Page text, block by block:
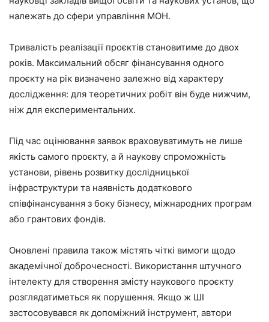
належать до сфери управління МОН.
Тривалість реалізації проєктів становитиме до двох
років. Максимальний обсяг фінансування одного
проєкту на рік визначено залежно від характеру
дослідження: для теоретичних робіт він буде нижчим,
ніж для експериментальних.
Під час оцінювання заявок враховуватимуть не лише
якість самого проєкту, а й наукову спроможність
установи, рівень розвитку дослідницької
інфраструктури та наявність додаткового
співфінансування з боку бізнесу, міжнародних програм
або грантових фондів.
Оновлені правила також містять чіткі вимоги щодо
академічної доброчесності. Використання штучного
інтелекту для створення змісту наукового проєкту
розглядатиметься як порушення. Якщо ж ШІ
застосовувався як допоміжний інструмент, автори